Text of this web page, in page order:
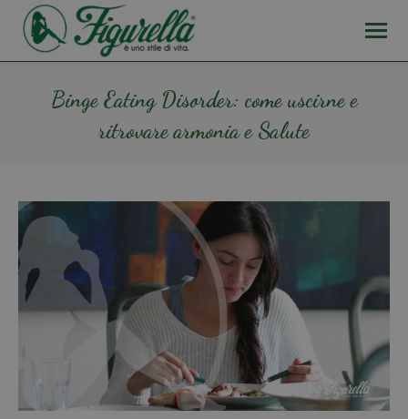
Binge Eating Disorder: come uscirne e
ritrovare armonia e Salute